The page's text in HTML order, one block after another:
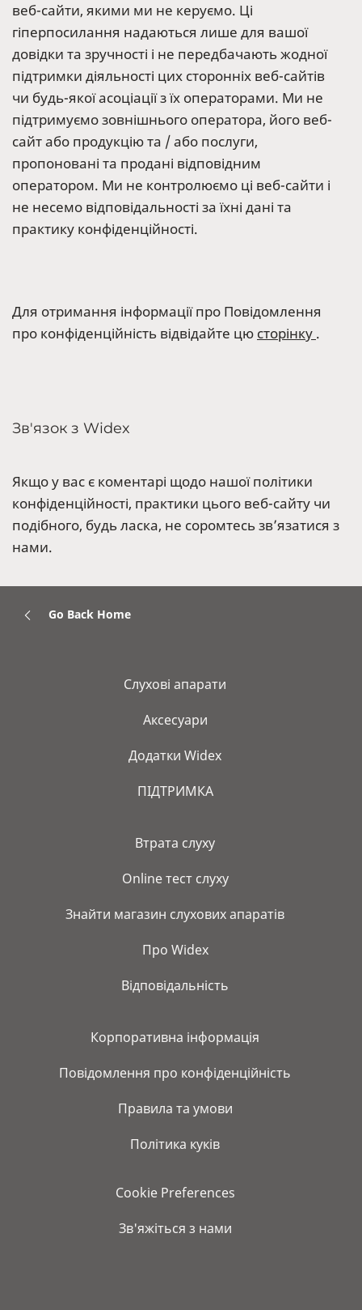
веб-сайти, якими ми не керуємо. Ці
гіперпосилання надаються лише для вашої
довідки та зручності і не передбачають жодної
підтримки діяльності цих сторонніх веб-сайтів
чи будь-якої асоціації з їх операторами. Ми не
підтримуємо зовнішнього оператора, його веб-
сайт або продукцію та / або послуги,
пропоновані та продані відповідним
оператором. Ми не контролюємо ці веб-сайти і
не несемо відповідальності за їхні дані та
практику конфіденційності.
Для отримання інформації про Повідомлення
про конфіденційність відвідайте цю сторінку .
Зв'язок з Widex
Якщо у вас є коментарі щодо нашої політики
конфіденційності, практики цього веб-сайту чи
подібного, будь ласка, не соромтесь зв’язатися з
нами.
Go Back Home
Слухові апарати
Аксесуари
Додатки Widex
ПІДТРИМКА
Bтрата слуху
Online тест слуху
Знайти магазин слухових апаратів
Про Widex
Відповідальність
Корпоративна інформація
Повідомлення про конфіденційність
Правила та умови
Політика куків
Cookie Preferences
Зв'яжіться з нами